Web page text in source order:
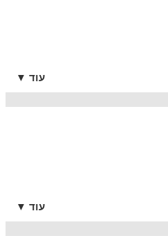
עוד ▼
עוד ▼